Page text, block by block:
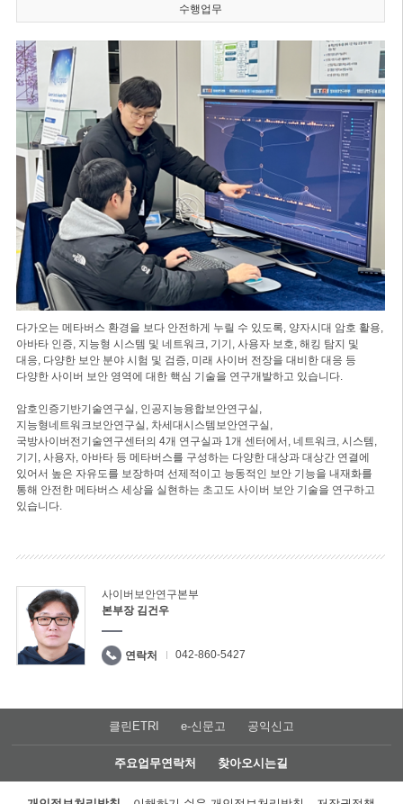
수행업무
다가오는 메타버스 환경을 보다 안전하게 누릴 수 있도록, 양자시대 암호 활용,
아바타 인증, 지능형 시스템 및 네트워크, 기기, 사용자 보호, 해킹 탐지 및
대응, 다양한 보안 분야 시험 및 검증, 미래 사이버 전장을 대비한 대응 등
다양한 사이버 보안 영역에 대한 핵심 기술을 연구개발하고 있습니다.
암호인증기반기술연구실, 인공지능융합보안연구실,
지능형네트워크보안연구실, 차세대시스템보안연구실,
국방사이버전기술연구센터의 4개 연구실과 1개 센터에서, 네트워크, 시스템,
기기, 사용자, 아바타 등 메타버스를 구성하는 다양한 대상과 대상간 연결에
있어서 높은 자유도를 보장하며 선제적이고 능동적인 보안 기능을 내재화를
통해 안전한 메타버스 세상을 실현하는 초고도 사이버 보안 기술을 연구하고
있습니다.
사이버보안연구본부
본부장 김건우
연락처 042-860-5427
클린ETRI e-신문고 공익신고
주요업무연락처 찾아오시는길